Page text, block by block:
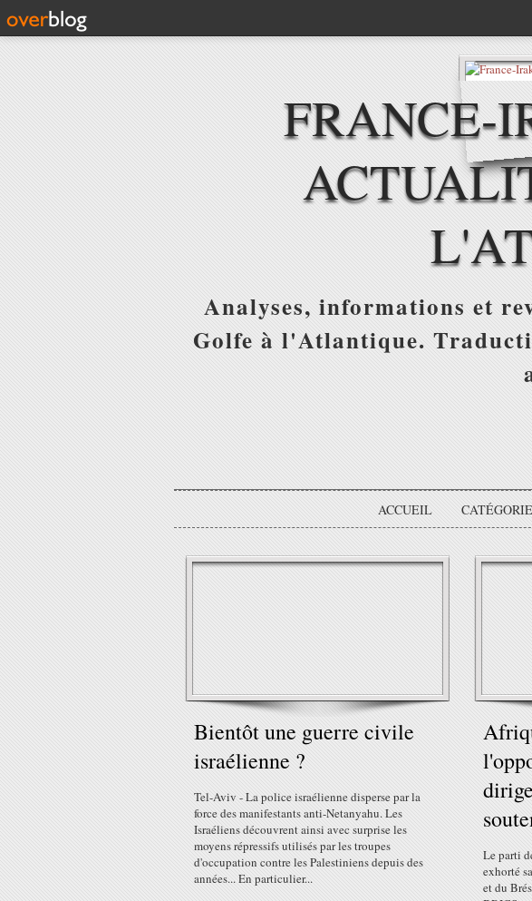
FRANCE-
Analyses, informations et
Golfe à l'Atlantique.
ACCUEIL
Bientôt une guerre civile
israélienne ?
Tel-Aviv - La police israélienne disperse par la
force des manifestants anti-Netanyahu. Les
Israéliens découvrent ainsi avec surprise les
moyens répressifs utilisés par les troupes
d'occupation contre les Palestiniens depuis des
années... En particulier...
Le parti
exhorté
et du